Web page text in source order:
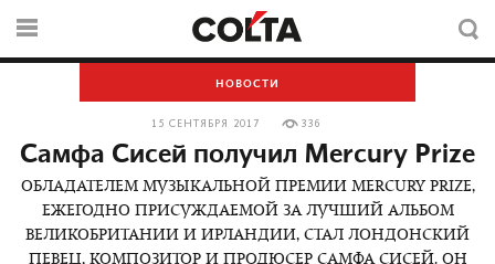
НОВОСТИ
15 СЕНТЯБРЯ 2017 336
Самфа Сисей получил Mercury Prize
ОБЛАДАТЕЛЕМ МУЗЫКАЛЬНОЙ ПРЕМИИ MERCURY PRIZE,
ЕЖЕГОДНО ПРИСУЖДАЕМОЙ ЗА ЛУЧШИЙ АЛЬБОМ
ВЕЛИКОБРИТАНИИ И ИРЛАНДИИ, СТАЛ ЛОНДОНСКИЙ
ПЕВЕЦ, КОМПОЗИТОР И ПРОДЮСЕР САМФА СИСЕЙ. ОН